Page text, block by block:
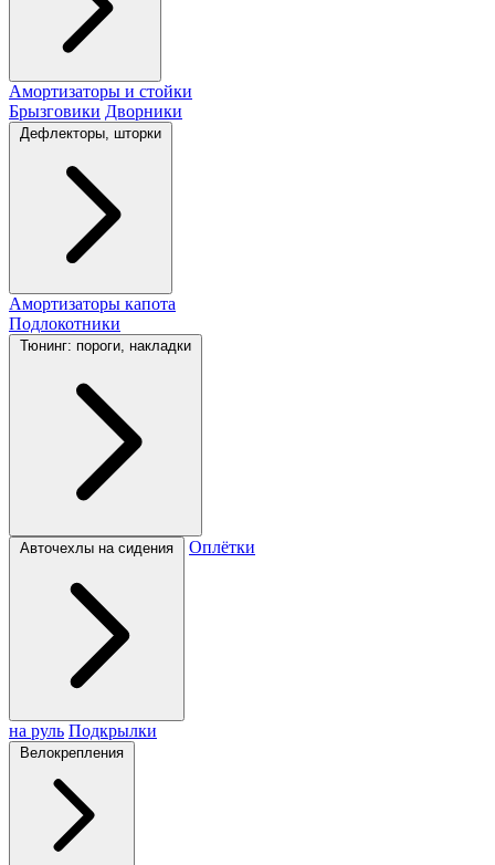
Амортизаторы и стойки
Брызговики Дворники
Дефлекторы, шторки
Амортизаторы капота
Подлокотники
Тюнинг: пороги, накладки
Авточехлы на сидения Оплётки
на руль Подкрылки
Велокрепления